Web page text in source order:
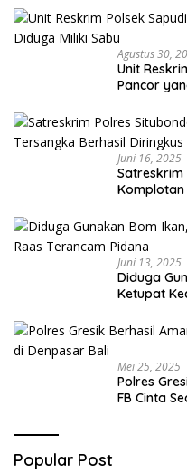
Agustus 30,
Unit
Pancor
Juni 16, 2025
Satreskrim
Komplotan
Juni 13, 2025
Diduga
Ketupat
Mei 25, 2025
Polres
FB Cinta
Popular Post